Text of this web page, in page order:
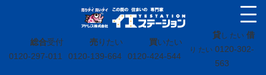
総合受付
0120-297-011
売りたい
0120-139-664
買いたい
0120-424-544
貸し たい 借
り たい 0120-302-
563